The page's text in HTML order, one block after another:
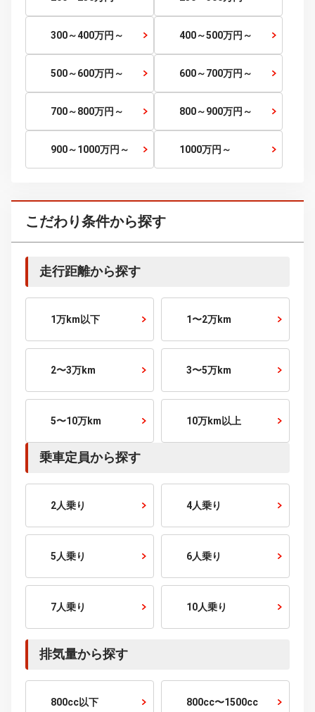
30～35万円～ 35～40万円～
40～45万円～ 45～50万円～
50～60万円～ 60～70万円～
70～80万円～ 80～90万円～
90～100万円～ 100～120万円～
120～150万円～ 150～200万円～
200～250万円～ 250～300万円～
300～400 万円～
500～600万円～ 600～700万円～
900～1000万円～ 1000万円～
こだわり条件から探す
1万km以下 1〜2万km
2〜3万km 3〜5万km
乗車定員から探す